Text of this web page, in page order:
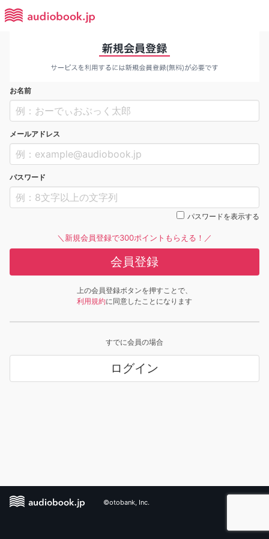
お名前
メールアドレス
パスワード
パスワードを表示する
＼新規会員登録で300ポイントもらえる！／
会員登録
上の会員登録ボタンを押すことで、
利用規約に同意したことになります
すでに会員の場合
ログイン
©otobank, Inc.